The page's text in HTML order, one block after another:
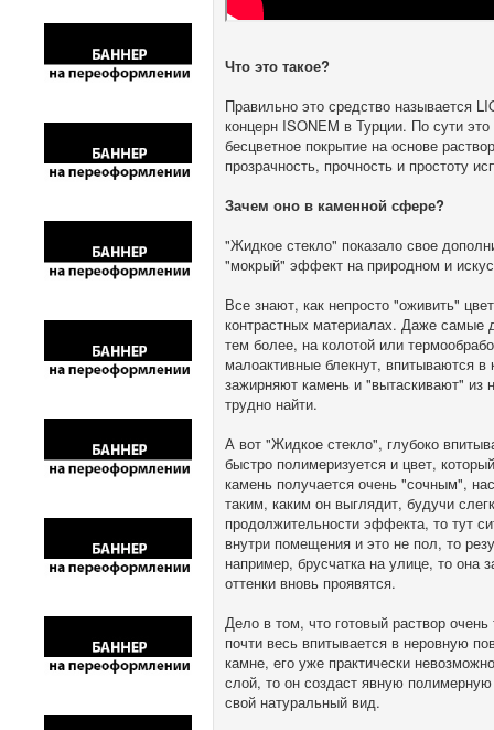
Что это такое?
Правильно это средство называется
концерн ISONEM в Турции. По сути
бесцветное покрытие на основе
прозрачность, прочность и простоту
Зачем оно в каменной сфере?
"Жидкое стекло" показало свое
"мокрый" эффект на природном и
Все знают, как непросто "оживить"
контрастных материалах. Даже самые
тем более, на колотой или
малоактивные блекнут, впитываются
зажирняют камень и "вытаскивают" из
трудно найти.
А вот "Жидкое стекло", глубоко
быстро полимеризуется и цвет,
камень получается очень "сочным",
таким, каким он выглядит, будучи
продолжительности эффекта, то тут
внутри помещения и это не пол, то
например, брусчатка на улице, то она
оттенки вновь проявятся.
Дело в том, что готовый раствор
почти весь впитывается в неровную
камне, его уже практически
слой, то он создаст явную
свой натуральный вид.